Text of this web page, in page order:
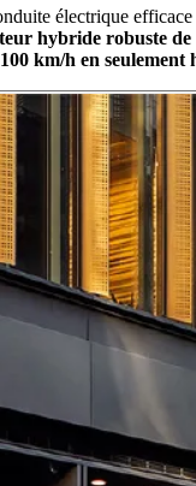
électrique
hybride robuste
km/h en seulement